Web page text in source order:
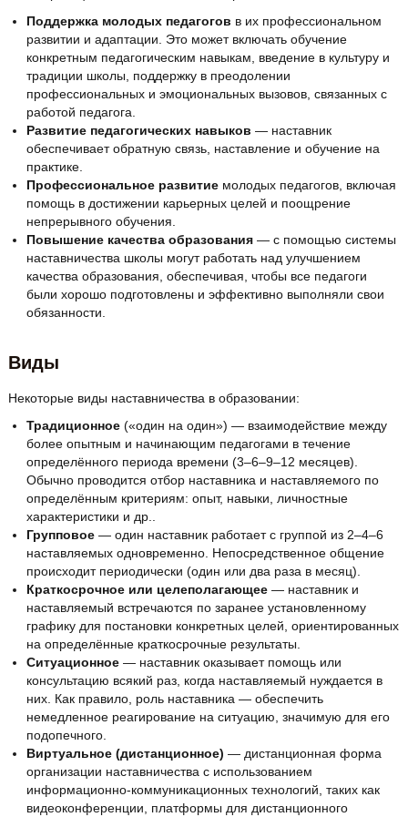
Поддержка молодых педагогов в их профессиональном
развитии и адаптации. Это может включать обучение
конкретным педагогическим навыкам, введение в культуру и
традиции школы, поддержку в преодолении
профессиональных и эмоциональных вызовов, связанных с
работой педагога.
Развитие педагогических навыков — наставник
обеспечивает обратную связь, наставление и обучение на
практике.
Профессиональное развитиемолодых педагогов, включая
помощь в достижении карьерных целей и поощрение
непрерывного обучения.
Повышение качества образования— с помощью системы
наставничества школы могут работать над улучшением
качества образования, обеспечивая, чтобы все педагоги
были хорошо подготовлены и эффективно выполняли свои
обязанности.
Виды
Некоторые виды наставничества в образовании:
Традиционное(«один на один») — взаимодействие между
более опытным и начинающим педагогами в течение
определённого периода времени (3–6–9–12 месяцев).
Обычно проводится отбор наставника и наставляемого по
определённым критериям: опыт, навыки, личностные
характеристики и др..
Групповое— один наставник работает с группой из 2–4–6
наставляемых одновременно. Непосредственное общение
происходит периодически (один или два раза в месяц).
Краткосрочное или целеполагающее— наставник и
наставляемый встречаются по заранее установленному
графику для постановки конкретных целей, ориентированных
на определённые краткосрочные результаты.
Ситуационное— наставник оказывает помощь или
консультацию всякий раз, когда наставляемый нуждается в
них. Как правило, роль наставника — обеспечить
немедленное реагирование на ситуацию, значимую для его
подопечного.
Виртуальное (дистанционное) — дистанционная форма
организации наставничества с использованием
информационно-коммуникационных технологий, таких как
видеоконференции, платформы для дистанционного